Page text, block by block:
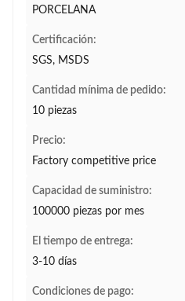
PORCELANA
Certificación:
SGS, MSDS
Cantidad mínima de pedido:
10 piezas
Precio:
Factory competitive price
Capacidad de suministro:
100000 piezas por mes
El tiempo de entrega:
3-10 días
Condiciones de pago: